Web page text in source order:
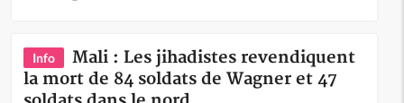
Info
Mali : Les jihadistes revendiquent
la mort de 84 soldats de Wagner et 47